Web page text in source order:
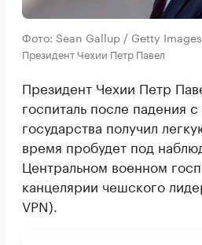
Фото: Sean Gallup / Getty Images
Президент Чехии Петр Павел
Президент Чехии Петр
госпиталь после падения
государства получил
время пробудет под
Центральном военном
канцелярии чешского
VPN).